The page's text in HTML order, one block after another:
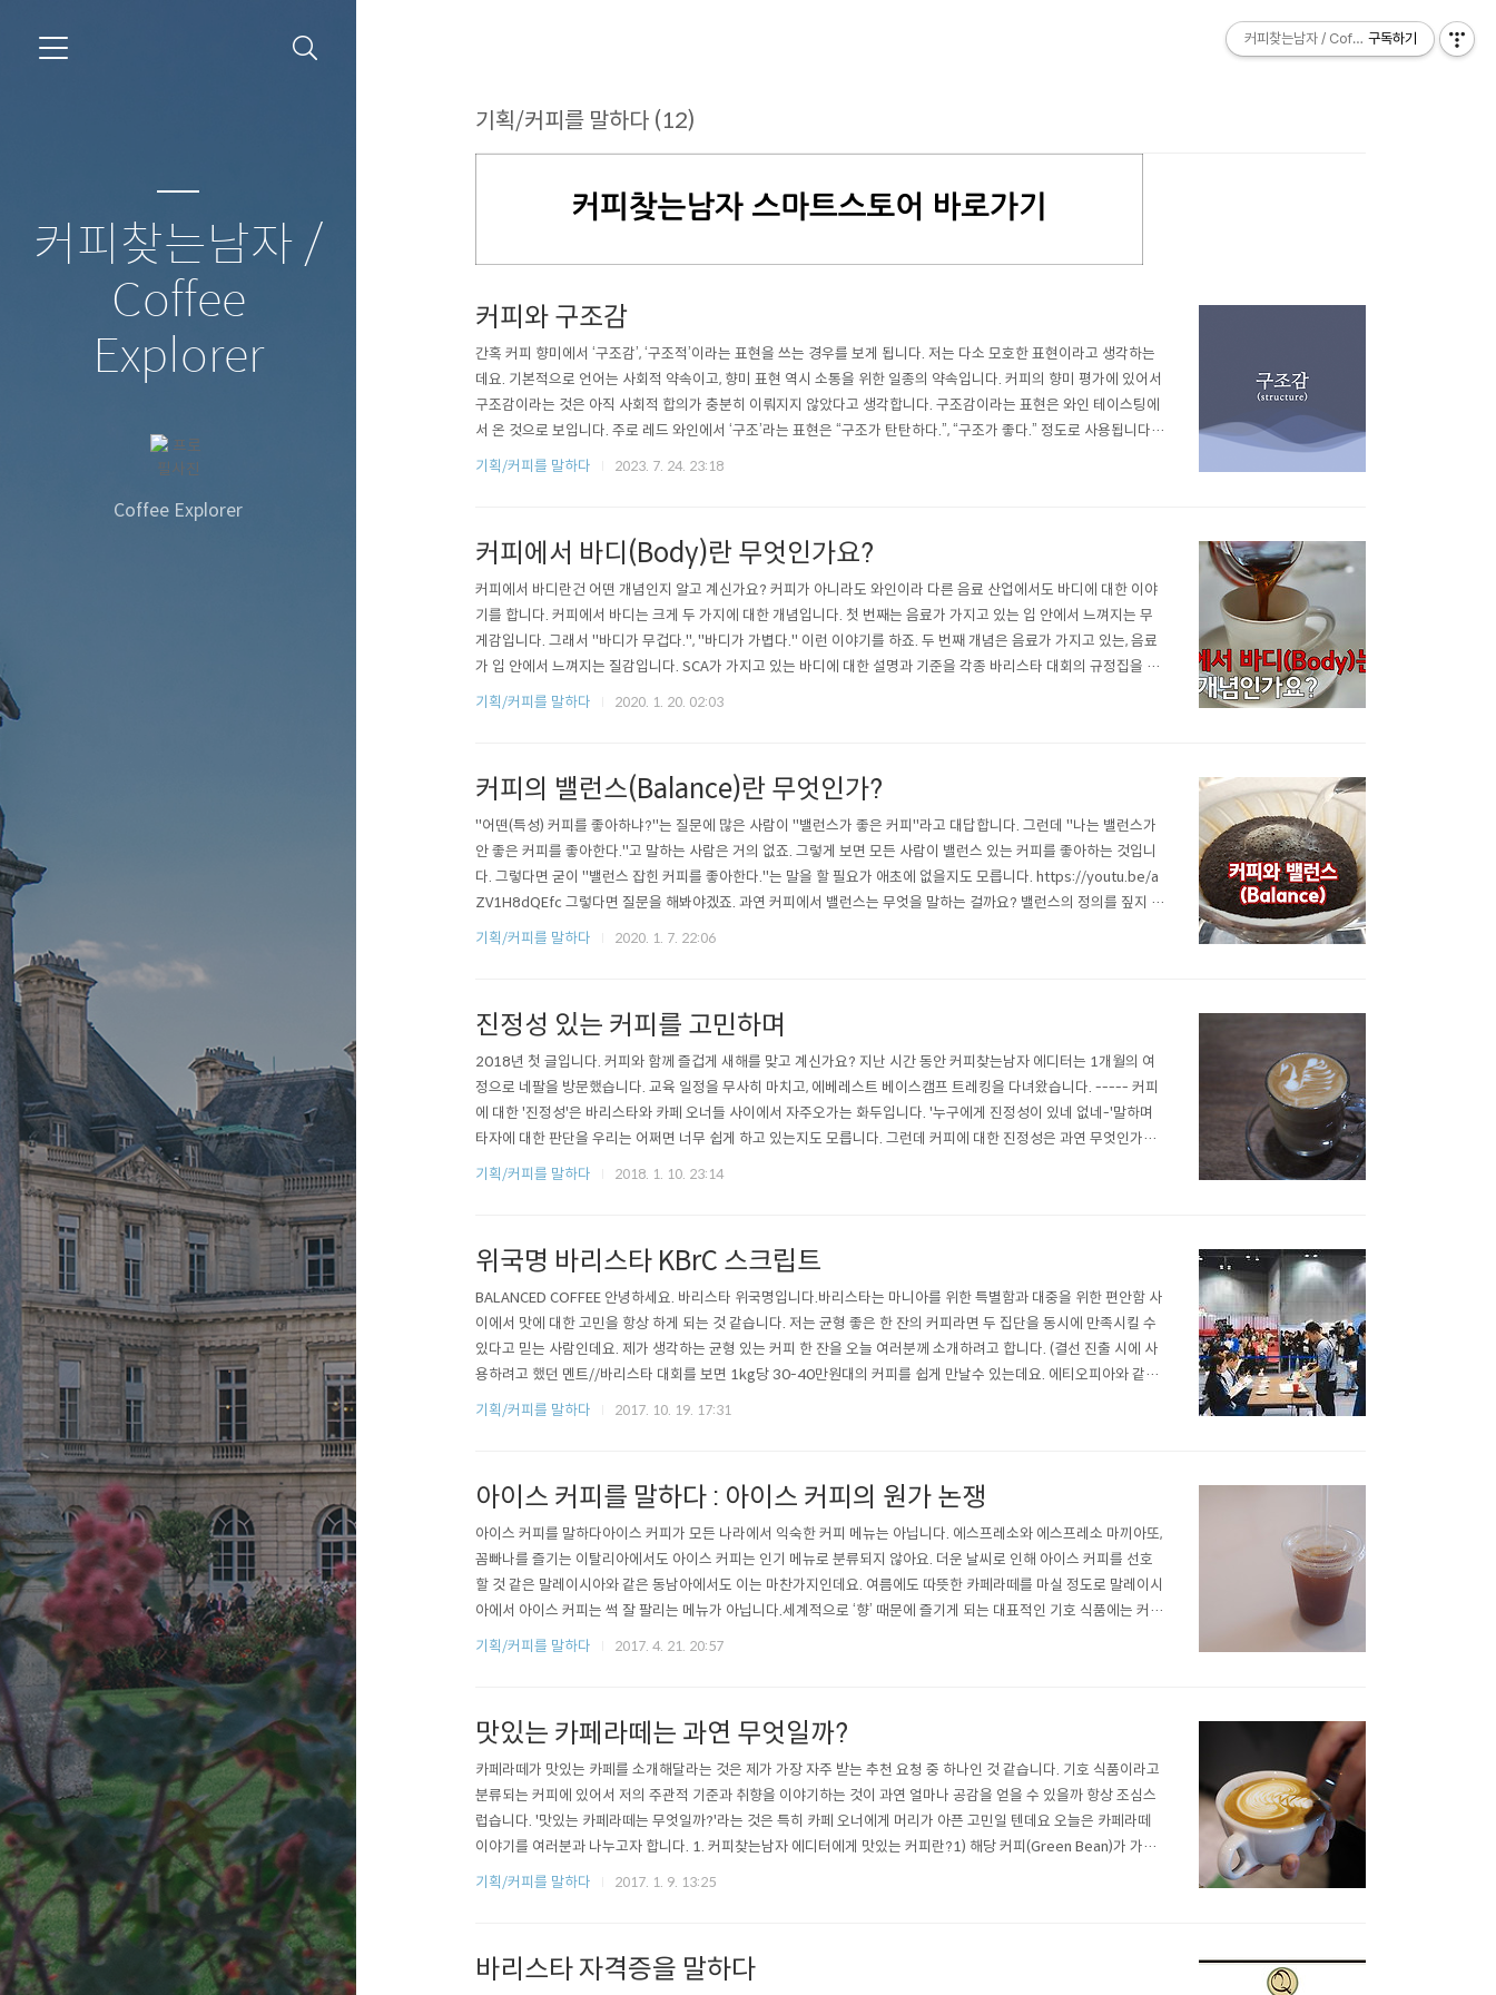
커피찾는남자 /
Coffee
Explorer
Coffee Explorer
기획/커피를 말하다 (12)
커피찾는남자 / Coffee Explorer
구독하기
커피와 구조감
간혹 커피 향미에서 ‘구조감’, ‘구조적’이라는 표현을 쓰는 경우를 보게 됩니다. 저는 다소 모호한 표현이라고 생각하는
데요. 기본적으로 언어는 사회적 약속이고, 향미 표현 역시 소통을 위한 일종의 약속입니다. 커피의 향미 평가에 있어서
구조감이라는 것은 아직 사회적 합의가 충분히 이뤄지지 않았다고 생각합니다. 구조감이라는 표현은 와인 테이스팅에
서 온 것으로 보입니다. 주로 레드 와인에서 ‘구조’라는 표현은 “구조가 탄탄하다.”, “구조가 좋다.” 정도로 사용됩니다.
특히 산도나 탄닌이 충분한 경우 단단한 구조감을 가진다고 말하는데, 당도와 알코올과 함께 이런 요소들은 와인의 장
기획/커피를 말하다 2023. 7. 24. 23:18
커피에서 바디(Body)란 무엇인가요?
커피에서 바디란건 어떤 개념인지 알고 계신가요? 커피가 아니라도 와인이라 다른 음료 산업에서도 바디에 대한 이야
기를 합니다. 커피에서 바디는 크게 두 가지에 대한 개념입니다. 첫 번째는 음료가 가지고 있는 입 안에서 느껴지는 무
게감입니다. 그래서 "바디가 무겁다.", "바디가 가볍다." 이런 이야기를 하죠. 두 번째 개념은 음료가 가지고 있는, 음료
가 입 안에서 느껴지는 질감입니다. SCA가 가지고 있는 바디에 대한 설명과 기준을 각종 바리스타 대회의 규정집을 통
해 확인할 수 있는데요. (제가 SCA 관련 내용을 자주 인용한다고 해서 그들이 말하는 것이 정답이라고 생각하지는 않습
기획/커피를 말하다 2020. 1. 20. 02:03
커피의 밸런스(Balance)란 무엇인가?
"어떤(특성) 커피를 좋아하냐?"는 질문에 많은 사람이 "밸런스가 좋은 커피"라고 대답합니다. 그런데 "나는 밸런스가
안 좋은 커피를 좋아한다."고 말하는 사람은 거의 없죠. 그렇게 보면 모든 사람이 밸런스 있는 커피를 좋아하는 것입니
다. 그렇다면 굳이 "밸런스 잡힌 커피를 좋아한다."는 말을 할 필요가 애초에 없을지도 모릅니다. https://youtu.be/a
ZV1H8dQEfc 그렇다면 질문을 해봐야겠죠. 과연 커피에서 밸런스는 무엇을 말하는 걸까요? 밸런스의 정의를 짚지 않
고 넘어간다면, 밸런스가 좋다는 것은 아주 모호한 표현이 되버릴 수 있습니다. SCA에서는 밸런스를 다음과 같이 말하
기획/커피를 말하다 2020. 1. 7. 22:06
진정성 있는 커피를 고민하며
2018년 첫 글입니다. 커피와 함께 즐겁게 새해를 맞고 계신가요? 지난 시간 동안 커피찾는남자 에디터는 1개월의 여
정으로 네팔을 방문했습니다. 교육 일정을 무사히 마치고, 에베레스트 베이스캠프 트레킹을 다녀왔습니다. ----- 커피
에 대한 '진정성'은 바리스타와 카페 오너들 사이에서 자주오가는 화두입니다. '누구에게 진정성이 있네 없네-'말하며
타자에 대한 판단을 우리는 어쩌면 너무 쉽게 하고 있는지도 모릅니다. 그런데 커피에 대한 진정성은 과연 무엇인가요?
커피를 한다는 것, 커피와 관련된 일을 한다는 것에 어떤 진정성이 있어야 하는 걸까요? 사람들은 대개 커피를 만드는
기획/커피를 말하다 2018. 1. 10. 23:14
위국명 바리스타 KBrC 스크립트
BALANCED COFFEE 안녕하세요. 바리스타 위국명입니다.바리스타는 마니아를 위한 특별함과 대중을 위한 편안함 사
이에서 맛에 대한 고민을 항상 하게 되는 것 같습니다. 저는 균형 좋은 한 잔의 커피라면 두 집단을 동시에 만족시킬 수
있다고 믿는 사람인데요. 제가 생각하는 균형 있는 커피 한 잔을 오늘 여러분께 소개하려고 합니다. (결선 진출 시에 사
용하려고 했던 멘트//바리스타 대회를 보면 1kg당 30-40만원대의 커피를 쉽게 만날수 있는데요. 에티오피아와 같은
커피 산지의 농부들은 반 년은 일해야 겨우 1kg 남짓의 이런 커피를 살 수 있을 겁니다. 사실 한국에서도 이런 커피를
기획/커피를 말하다 2017. 10. 19. 17:31
아이스 커피를 말하다 : 아이스 커피의 원가 논쟁
아이스 커피를 말하다아이스 커피가 모든 나라에서 익숙한 커피 메뉴는 아닙니다. 에스프레소와 에스프레소 마끼아또,
꼼빠나를 즐기는 이탈리아에서도 아이스 커피는 인기 메뉴로 분류되지 않아요. 더운 날씨로 인해 아이스 커피를 선호
할 것 같은 말레이시아와 같은 동남아에서도 이는 마찬가지인데요. 여름에도 따뜻한 카페라떼를 마실 정도로 말레이시
아에서 아이스 커피는 썩 잘 팔리는 메뉴가 아닙니다.세계적으로 ‘향’ 때문에 즐기게 되는 대표적인 기호 식품에는 커피,
와인, 위스키, 홍차 등이 있는데요. 와인과 위스키는 보관의 문제나 알콜로 인한 자극성 때문에 낮은 온도에서 즐기기도
기획/커피를 말하다 2017. 4. 21. 20:57
맛있는 카페라떼는 과연 무엇일까?
카페라떼가 맛있는 카페를 소개해달라는 것은 제가 가장 자주 받는 추천 요청 중 하나인 것 같습니다. 기호 식품이라고
분류되는 커피에 있어서 저의 주관적 기준과 취향을 이야기하는 것이 과연 얼마나 공감을 얻을 수 있을까 항상 조심스
럽습니다. '맛있는 카페라떼는 무엇일까?'라는 것은 특히 카페 오너에게 머리가 아픈 고민일 텐데요 오늘은 카페라떼
이야기를 여러분과 나누고자 합니다. 1. 커피찾는남자 에디터에게 맛있는 커피란?1) 해당 커피(Green Bean)가 가지
고 있는 고유의 향기가 강할 것2) 커피의 단맛이 충분할 것3) 과하지 않은 신맛이 단맛을 강화할 것4) 이 요소들이 어우
기획/커피를 말하다 2017. 1. 9. 13:25
바리스타 자격증을 말하다
커피찾는남자 / Coffee Explorer
구독하기